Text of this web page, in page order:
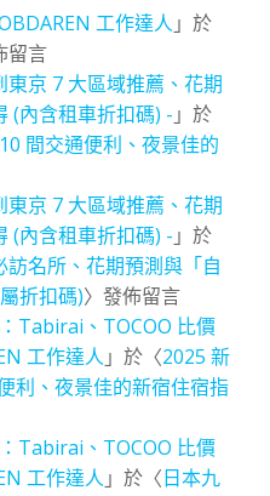
工作達人 」於
留言
京 7 大區域推薦、花期
(內含租車折扣碼) - 」於
間交通便利、夜景佳的
京 7 大區域推薦、花期
(內含租車折扣碼) - 」於
名所、花期預測與「自
折扣碼)〉發佈留言
Tabirai、TOCOO 比價
工作達人 」於〈2025 新
利、夜景佳的新宿住宿指
Tabirai、TOCOO 比價
工作達人 」於〈日本九